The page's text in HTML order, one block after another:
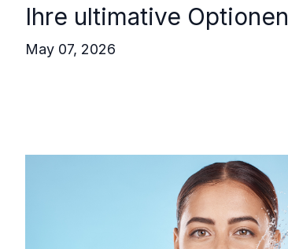
Ihre ultimative Optionen
May 07, 2026